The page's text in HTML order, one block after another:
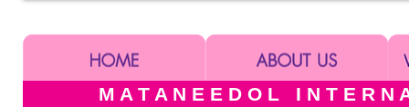
M A T A N E E D O L I N T E R